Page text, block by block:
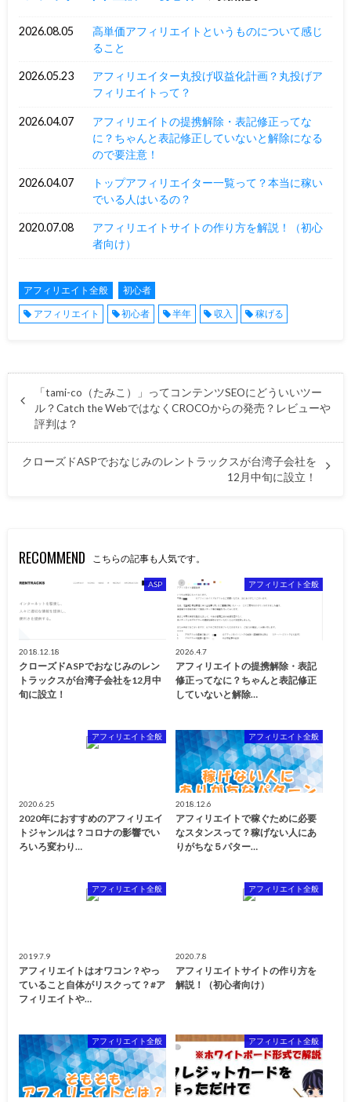
2026.08.05
高単価アフィリエイトというものについて感じ
ること
2026.05.23
アフィリエイター丸投げ収益化計画？丸投げア
フィリエイトって？
2026.04.07
アフィリエイトの提携解除・表記修正ってな
に？ちゃんと表記修正していないと解除になる
ので要注意！
2026.04.07
トップアフィリエイター一覧って？本当に稼い
でいる人はいるの？
2020.07.08
アフィリエイトサイトの作り方を解説！（初心
者向け）
アフィリエイト全般
初心者
アフィリエイト
初心者 半年 収入 稼げる
「tami-co（たみこ）」ってコンテンツSEOにどういいツー
ル？Catch the WebではなくCROCOからの発売？レビューや
評判は？
クローズドASPでおなじみのレントラックスが台湾子会社を
12月中旬に設立！
RECOMMEND こちらの記事も人気です。
ASP
2018.12.18
クローズドASPでおなじみのレン
トラックスが台湾子会社を12月中
旬に設立！
アフィリエイト全般
2026.4.7
アフィリエイトの提携解除・表記
修正ってなに？ちゃんと表記修正
していないと解除…
アフィリエイト全般
2020.6.25
2020年におすすめのアフィリエイ
トジャンルは？コロナの影響でい
ろいろ変わり…
アフィリエイト全般
2018.12.6
アフィリエイトで稼ぐために必要
なスタンスって？稼げない人にあ
りがちな５パター…
アフィリエイト全般
2019.7.9
アフィリエイトはオワコン？やっ
ていること自体がリスクって？#ア
フィリエイトや…
アフィリエイト全般
2020.7.8
アフィリエイトサイトの作り方を
解説！（初心者向け）
アフィリエイト全般 アフィリエイト全般